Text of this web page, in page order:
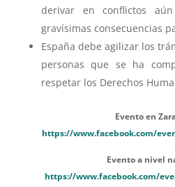
derivar en conflictos
gravísimas consecuencias
España debe agilizar los
personas que se ha
respetar los Derechos
Evento en
https://www.facebook.com/
Evento a nivel
https://www.facebook.com/